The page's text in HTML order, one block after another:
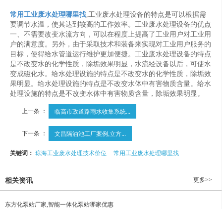
常用工业废水处理哪里找,工业废水处理设备的特点是可以根据需
要调节水温，使其达到较高的工作效率。工业废水处理设备的优点
一、不需要改变水流方向，可以在程度上提高了工业用户对工业用
户的满意度。另外，由于采取技术和装备来实现对工业用户服务的
目标，使得给水管道运行维护更加便捷。工业废水处理设备的特点
是不改变水的化学性质，除垢效果明显，水流经设备以后，可使水
变成磁化水。给水处理设施的特点是不改变水的化学性质，除垢效
果明显。给水处理设施的特点是不改变水体中有害物质含量。给水
处理设施的特点是不改变水体中有害物质含量，除垢效果明显。
上一条 ： 临高市政道路雨水收集系统...
下一条 ： 文昌隔油池工厂案例,立方...
关键词： 琼海工业废水处理技术价位 常用工业废水处理哪里找
相关资讯 更多>>
东方化泵站厂家,智能一体化泵站哪家优惠